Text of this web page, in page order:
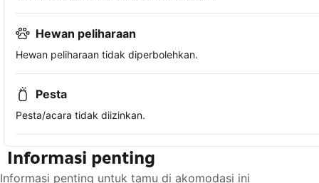
Hewan peliharaan
Hewan peliharaan tidak diperbolehkan.
Pesta
Pesta/acara tidak diizinkan.
Informasi penting
Informasi penting untuk tamu di akomodasi ini